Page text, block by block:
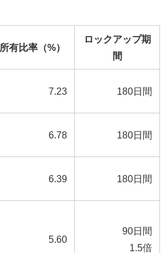
所有比率（%）
ロックアップ期
間
7.23 180日間
6.78 180日間
6.39 180日間
5.60
90日間
1.5倍